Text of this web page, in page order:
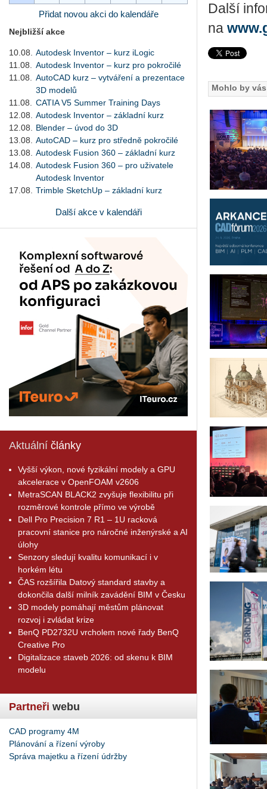
Přidat novou akci do kalendáře
Nejbližší akce
10.08.
Autodesk Inventor – kurz iLogic
11.08.
Autodesk Inventor – kurz pro pokročilé
11.08.
AutoCAD kurz – vytváření a prezentace
3D modelů
11.08.
CATIA V5 Summer Training Days
12.08.
Autodesk Inventor – základní kurz
12.08.
Blender – úvod do 3D
13.08.
AutoCAD – kurz pro středně pokročilé
13.08.
Autodesk Fusion 360 – základní kurz
14.08.
Autodesk Fusion 360 – pro uživatele
Autodesk Inventor
17.08.
Trimble SketchUp – základní kurz
Další akce v kalendáři
Aktuální články
Vyšší výkon, nové fyzikální modely a GPU
akcelerace v OpenFOAM v2606
MetraSCAN BLACK2 zvyšuje flexibilitu při
rozměrové kontrole přímo ve výrobě
Dell Pro Precision 7 R1 – 1U racková
pracovní stanice pro náročné inženýrské a AI
úlohy
Senzory sledují kvalitu komunikací i v
horkém létu
ČAS rozšířila Datový standard stavby a
dokončila další milník zavádění BIM v Česku
3D modely pomáhají městům plánovat
rozvoj i zvládat krize
BenQ PD2732U vrcholem nové řady BenQ
Creative Pro
Digitalizace staveb 2026: od skenu k BIM
modelu
Partneři webu
CAD programy 4M
Plánování a řízení výroby
Správa majetku a řízení údržby
Další
na
Mohlo by